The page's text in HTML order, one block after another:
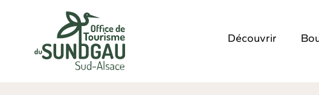
Découvrir